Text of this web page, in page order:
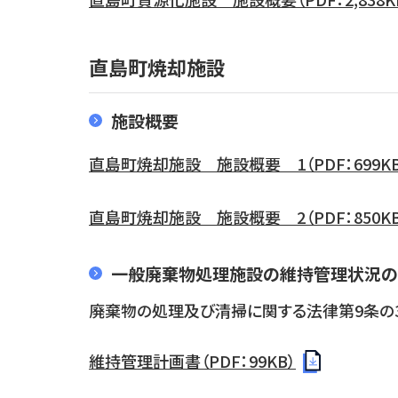
直島町焼却施設
施設概要
直島町焼却施設 施設概要 1（PDF：699KB
直島町焼却施設 施設概要 2（PDF：850KB
一般廃棄物処理施設の維持管理状況
廃棄物の処理及び清掃に関する法律第9条
維持管理計画書（PDF：99KB）